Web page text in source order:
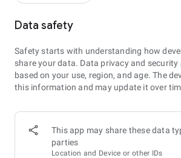
Data safety
Safety starts with understanding how
share your data. Data privacy and
based on your use, region, and age. The
this information and may update it over
This app may share these data
parties
Location and Device or other IDs